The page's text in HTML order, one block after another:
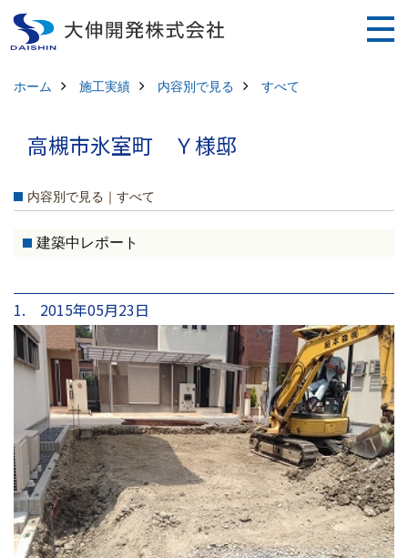
ホーム 施工実績 内容別で見る すべて
高槻市氷室町 Ｙ様邸
内容別で見る｜すべて
建築中レポート
1. 2015年05月23日